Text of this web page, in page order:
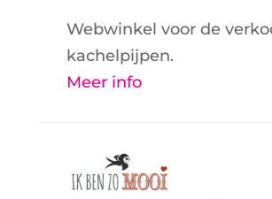
Webwinkel voor de
kachelpijpen.
Meer info